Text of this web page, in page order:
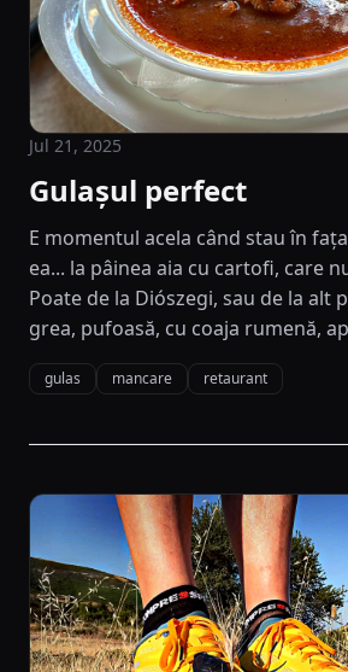
Jul 21, 2025
Gulașul perfect
E momentul acela când stau în
ea... la pâinea aia cu cartofi, care
Poate de la Diószegi, sau de la alt
grea, pufoasă, cu coaja rumenă,
gulas mancare retaurant